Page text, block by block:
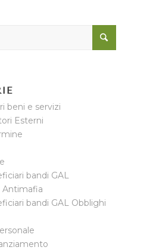
beni e servizi
Esterni
bandi GAL
Antimafia
bandi GAL Obblighi